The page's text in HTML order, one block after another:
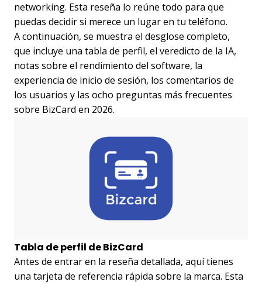
networking. Esta reseña lo reúne todo para que
puedas decidir si merece un lugar en tu teléfono.
A continuación, se muestra el desglose completo,
que incluye una tabla de perfil, el veredicto de la IA,
notas sobre el rendimiento del software, la
experiencia de inicio de sesión, los comentarios de
los usuarios y las ocho preguntas más frecuentes
sobre BizCard en 2026.
Tabla de perfil de BizCard
Antes de entrar en la reseña detallada, aquí tienes
una tarjeta de referencia rápida sobre la marca. Esta